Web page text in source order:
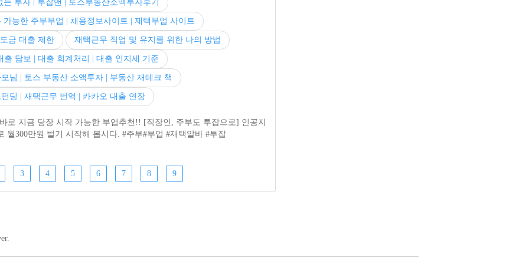
는 투자 | 투잡맨 | 토스부동산소액투자후기
능한 주부부업 | 채용정보사이트 | 재택부업 사이트
금 대출 제한 재택근무 직업 및 유지를 위한 나의 방법
출 담보 | 대출 회계처리 | 대출 인지세 기준
님 | 토스 부동산 소액투자 | 부동산 재테크 책
딩 | 재택근무 번역 | 카카오 대출 연장
로 지금 당장 시작 가능한 부업추천!! [직장인, 주부도 투잡으로] 인공지
월300만원 벌기 시작해 봅시다. #주부#부업 #재택알바 #투잡
3 4 5 6 7 8 9